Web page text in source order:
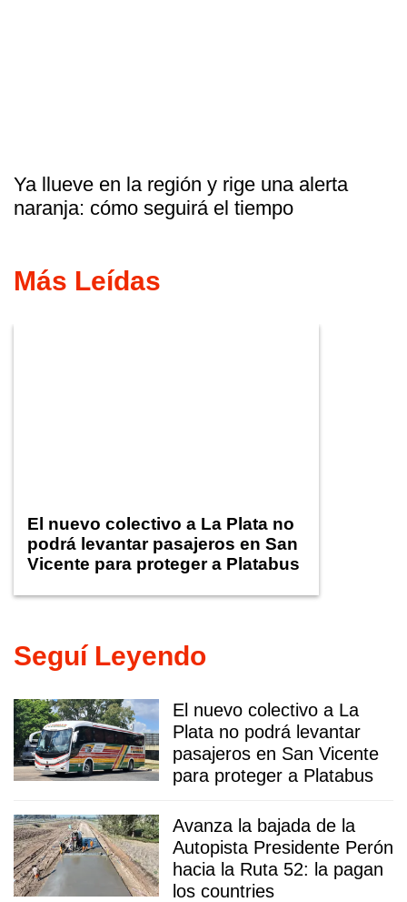
Ya llueve en la región y rige una alerta
naranja: cómo seguirá el tiempo
Más Leídas
El nuevo colectivo a La Plata no
podrá levantar pasajeros en San
Vicente para proteger a Platabus
Seguí Leyendo
El nuevo colectivo a La
Plata no podrá levantar
pasajeros en San Vicente
para proteger a Platabus
Avanza la bajada de la
Autopista Presidente Perón
hacia la Ruta 52: la pagan
los countries